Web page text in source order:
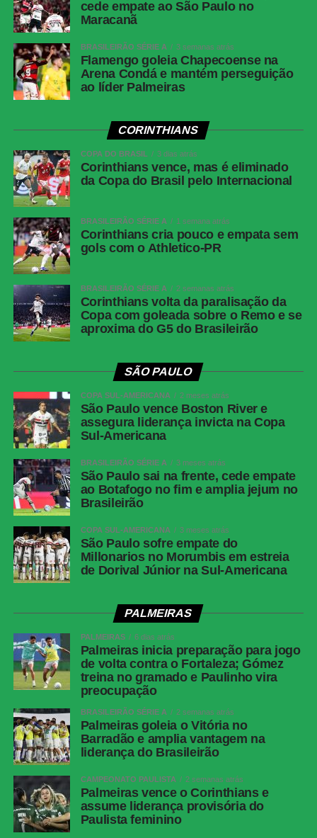
Sem novas mudanças no placar, o clássico terminou
empatado em 1 a 1.
Próximos jogos
Competição:Copa Sul-Americana – oitavas de final (ida)
Data e horário:13.08 (quinta-feira), às 21h30 (de
Brasília)
Local:Estádio Inca Garcilaso de la Vega
Fluminense x Independiente Rivadavia
Competição:Copa Libertadores – oitavas de final (ida)
Data e horário:11.08 (terça-feira), às 19h (de Brasília)
Local:Estádio do Maracanã
FICHA
TÉCNICA
Resultado
Botafogo 1 x 1 Fluminense
Campeonato Brasileiro — Série A, 22ª rodada
horário
Sábado, 8 de agosto de 2026, às 21h, de
Brasília
Local
Estádio Nilton Santos, Rio de Janeiro (RJ)
Cartões
amarelos —
Botafogo
Cartões
amarelos —
Fluminense
Zubeldía, Ignácio, Nonato e Samuel Xavier
Cartões
vermelhos
Nenhum
Botafogo | Ignácio, aos 13 minutos do 2º
tempo — Fluminense
Árbitro
Bruno Arleu de Araujo (RJ)
Assistentes
Rodrigo Figueiredo Henrique Correa e Luiz
Claudio Regazone (RJ)
VAR
Rodolpho Toski Marques (PR)
Botafogo
Warleson; Vitinho, Gabriel Justino, Ferraresi e
Alex Telles (Paulinho); Danilo, Medina e
Montoro (Danilo); Villalba (Matheus Martins),
Kauan Toledo (Jordan Barrera/Lucas
Emanuel) e Arthur Cabral.Técnico: Franclim
Carvalho
Fluminense
cede empate ao São Paulo no
Maracanã
BRASILEIRÃO SÉRIE A 3 semanas atrás
Flamengo goleia Chapecoense na
Arena Condá e mantém perseguição
ao líder Palmeiras
CORINTHIANS
COPA DO BRASIL 3 dias atrás
Corinthians vence, mas é eliminado
da Copa do Brasil pelo Internacional
BRASILEIRÃO SÉRIE A 1 semana atrás
Corinthians cria pouco e empata sem
gols com o Athletico-PR
BRASILEIRÃO SÉRIE A 2 semanas atrás
Corinthians volta da paralisação da
Copa com goleada sobre o Remo e se
aproxima do G5 do Brasileirão
SÃO PAULO
COPA SUL-AMERICANA 2 meses atrás
São Paulo vence Boston River e
assegura liderança invicta na Copa
Sul-Americana
BRASILEIRÃO SÉRIE A 3 meses atrás
São Paulo sai na frente, cede empate
ao Botafogo no fim e amplia jejum no
Brasileirão
COPA SUL-AMERICANA 3 meses atrás
São Paulo sofre empate do
Millonarios no Morumbis em estreia
de Dorival Júnior na Sul-Americana
PALMEIRAS
PALMEIRAS 6 dias atrás
Palmeiras inicia preparação para jogo
de volta contra o Fortaleza; Gómez
treina no gramado e Paulinho vira
preocupação
BRASILEIRÃO SÉRIE A 2 semanas atrás
Palmeiras goleia o Vitória no
Barradão e amplia vantagem na
liderança do Brasileirão
CAMPEONATO PAULISTA 2 semanas atrás
Palmeiras vence o Corinthians e
assume liderança provisória do
Paulista feminino